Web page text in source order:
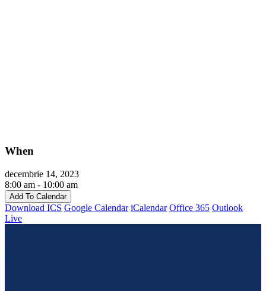
When
decembrie 14, 2023
8:00 am - 10:00 am
Add To Calendar
Download ICS Google Calendar iCalendar Office 365 Outlook
Live